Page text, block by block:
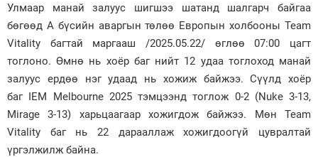
Улмаар манай залуус шигшээ шатанд шалгарч байгаа
бөгөөд А бүсийн аваргын төлөө Европын холбооны Team
Vitality багтай маргааш /2025.05.22/ өглөө 07:00 цагт
тоглоно. Өмнө нь хоёр баг нийт 12 удаа тоглоход манай
залуус ердөө нэг удаад нь хожиж байжээ. Сүүлд хоёр
баг IEM Melbourne 2025 тэмцээнд тоглож 0-2 (Nuke 3-13,
Mirage 3-13) харьцаагаар хожигдож байжээ. Мөн Team
Vitality баг нь 22 дарааллаж хожигдоогүй цувралтай
үргэлжилж байна.